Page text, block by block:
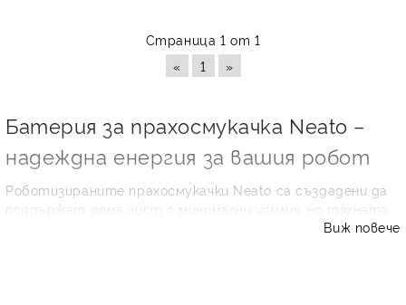
Страница 1 от 1
«
1 »
Батерия за прахосмукачка Neato –
надеждна енергия за вашия робот
Роботизираните прахосмукачки Neato са създадени да
поддържат дома чист с минимални усилия, но тяхната
ефективност зависи пряко от състоянието наВиж повече